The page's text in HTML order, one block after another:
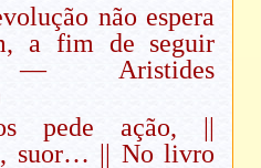
não espera
a fim de seguir
— Aristides
pede ação, ||
suor… || No livro